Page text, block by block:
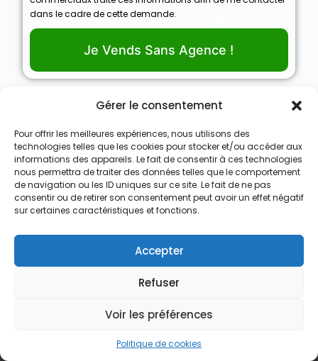
Gérer le consentement
Pour offrir les meilleures expériences, nous utilisons des
technologies telles que les cookies pour stocker et/ou accéder aux
informations des appareils. Le fait de consentir à ces technologies
nous permettra de traiter des données telles que le comportement
de navigation ou les ID uniques sur ce site. Le fait de ne pas
consentir ou de retirer son consentement peut avoir un effet négatif
sur certaines caractéristiques et fonctions.
Accepter
Refuser
Voir les préférences
Politique de cookies
dans le cadre de cette demande.
Je Vends Sans Agence !
Contact
(+32)492759069
Nous Achetons des Maisons
Nous Achetons des appartements
Nous Achetons des terrains
Nous Achetons des immeubles de rapport
Qui est Vendre Sans Agence